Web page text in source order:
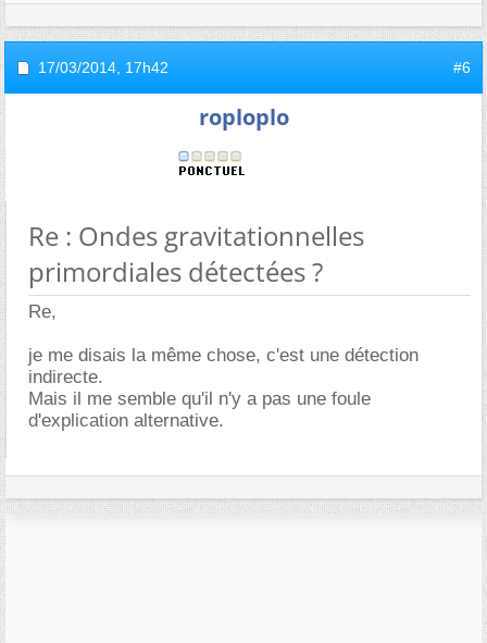
17/03/2014, 17h42 #6
roploplo
Re : Ondes gravitationnelles
primordiales détectées ?
Re,
je me disais la même chose, c'est une détection
indirecte.
Mais il me semble qu'il n'y a pas une foule
d'explication alternative.